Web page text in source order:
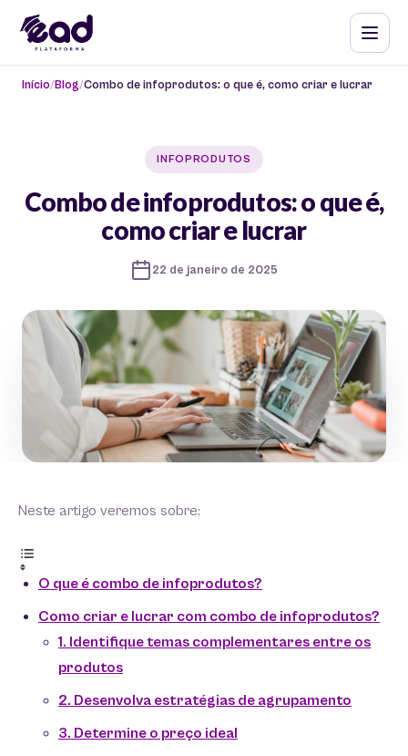
Início Blog Combo de infoprodutos: o que é, como criar e lucrar
INFOPRODUTOS
Combo de infoprodutos: o que é,
como criar e lucrar
22 de janeiro de 2025
Neste artigo veremos sobre:
O que é combo de infoprodutos?
Como criar e lucrar com combo de infoprodutos?
1. Identifique temas complementares entre os
produtos
2. Desenvolva estratégias de agrupamento
3. Determine o preço ideal